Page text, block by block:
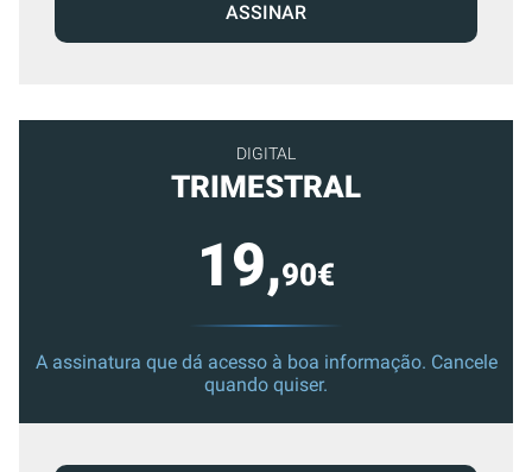
ASSINAR
DIGITAL
TRIMESTRAL
19,90€
A assinatura que dá acesso à boa informação. Cancele
quando quiser.